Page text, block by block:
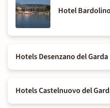
Hotel Bardolino
Hotels Desenzano del Garda
Hotels Castelnuovo del